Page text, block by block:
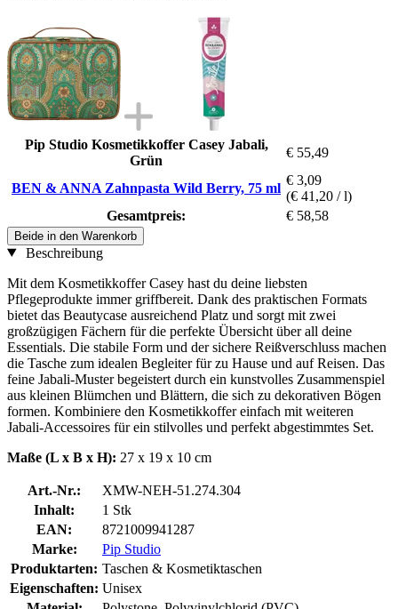
Pip Studio Kosmetikkoffer Casey Jabali,
Grün
€ 55,49
BEN & ANNA Zahnpasta Wild Berry, 75 ml
€ 3,09
(€ 41,20 / l)
Gesamtpreis:
€ 58,58
Beide in den Warenkorb
Beschreibung
Mit dem Kosmetikkoffer Casey hast du deine liebsten
Pflegeprodukte immer griffbereit. Dank des praktischen Formats
bietet das Beautycase ausreichend Platz und sorgt mit zwei
großzügigen Fächern für die perfekte Übersicht über all deine
Essentials. Die stabile Form und der sichere Reißverschluss machen
die Tasche zum idealen Begleiter für zu Hause und auf Reisen. Das
feine Jabali-Muster begeistert durch ein kunstvolles Zusammenspiel
aus kleinen Blümchen und Blättern, die sich zu dekorativen Bögen
formen. Kombiniere den Kosmetikkoffer einfach mit weiteren
Jabali-Accessoires für ein stilvolles und perfekt abgestimmtes Set.
Maße (L x B x H): 27 x 19 x 10 cm
Art.-Nr.:
XMW-NEH-51.274.304
Inhalt:
1 Stk
EAN:
8721009941287
Marke:
Pip Studio
Produktarten: Taschen & Kosmetiktaschen
Eigenschaften: Unisex